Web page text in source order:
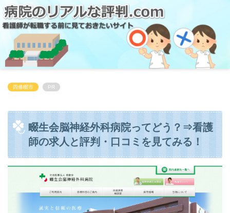
四條畷市 PR
畷生会脳神経外科病院ってどう？⇒看護
師の求人と評判・口コミを見てみる！